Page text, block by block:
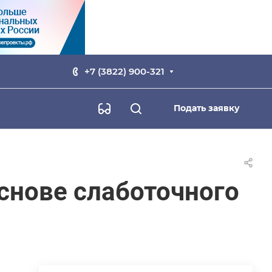
+7 (3822) 900-321
Подать заявку
слаботочного